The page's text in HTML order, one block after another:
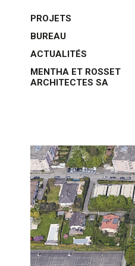
PROJETS
BUREAU
ACTUALITÉS
MENTHA ET ROSSET
ARCHITECTES SA